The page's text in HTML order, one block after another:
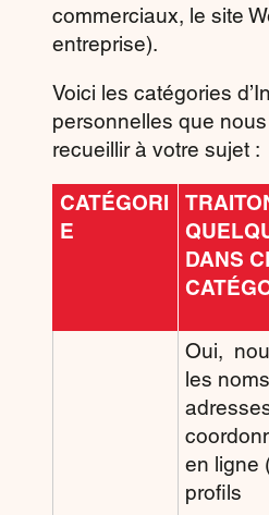
commerciaux, le site
entreprise).
Voici les catégories
personnelles que
recueillir à votre sujet :
CATÉGORI
E
DANS
Oui,
les
en ligne
profils